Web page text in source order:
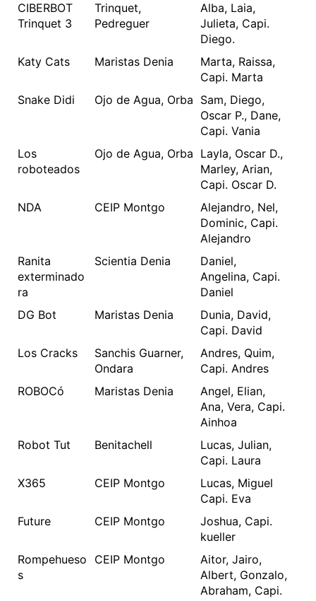
CIBERBOT
Trinquet 3
Trinquet,
Pedreguer
Alba, Laia,
Julieta, Capi.
Diego.
Katy Cats
Maristas Denia
Marta, Raissa,
Capi. Marta
Snake Didi
Ojo de Agua, Orba Sam, Diego,
Oscar P., Dane,
Capi. Vania
Los
roboteados
Ojo de Agua, Orba Layla, Oscar D.,
Marley, Arian,
Capi. Oscar D.
NDA
CEIP Montgo
Alejandro, Nel,
Dominic, Capi.
Alejandro
Ranita
exterminado
ra
Scientia Denia
Daniel,
Angelina, Capi.
Daniel
DG Bot
Maristas Denia
Dunia, David,
Capi. David
Los Cracks
Sanchis Guarner,
Ondara
Andres, Quim,
Capi. Andres
ROBOCó
Maristas Denia
Angel, Elian,
Ana, Vera, Capi.
Ainhoa
Robot Tut
Benitachell
Lucas, Julian,
Capi. Laura
X365
CEIP Montgo
Lucas, Miguel
Capi. Eva
Future
CEIP Montgo
Joshua, Capi.
kueller
Rompehueso
s
CEIP Montgo
Aitor, Jairo,
Albert, Gonzalo,
Abraham, Capi.